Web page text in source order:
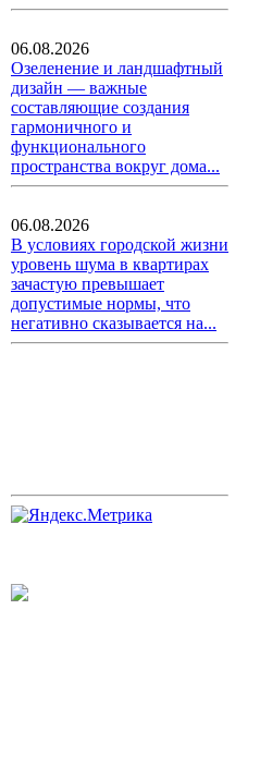
06.08.2026
Озеленение и ландшафтный
дизайн — важные
составляющие создания
гармоничного и
функционального
пространства вокруг дома...
06.08.2026
В условиях городской жизни
уровень шума в квартирах
зачастую превышает
допустимые нормы, что
негативно сказывается на...